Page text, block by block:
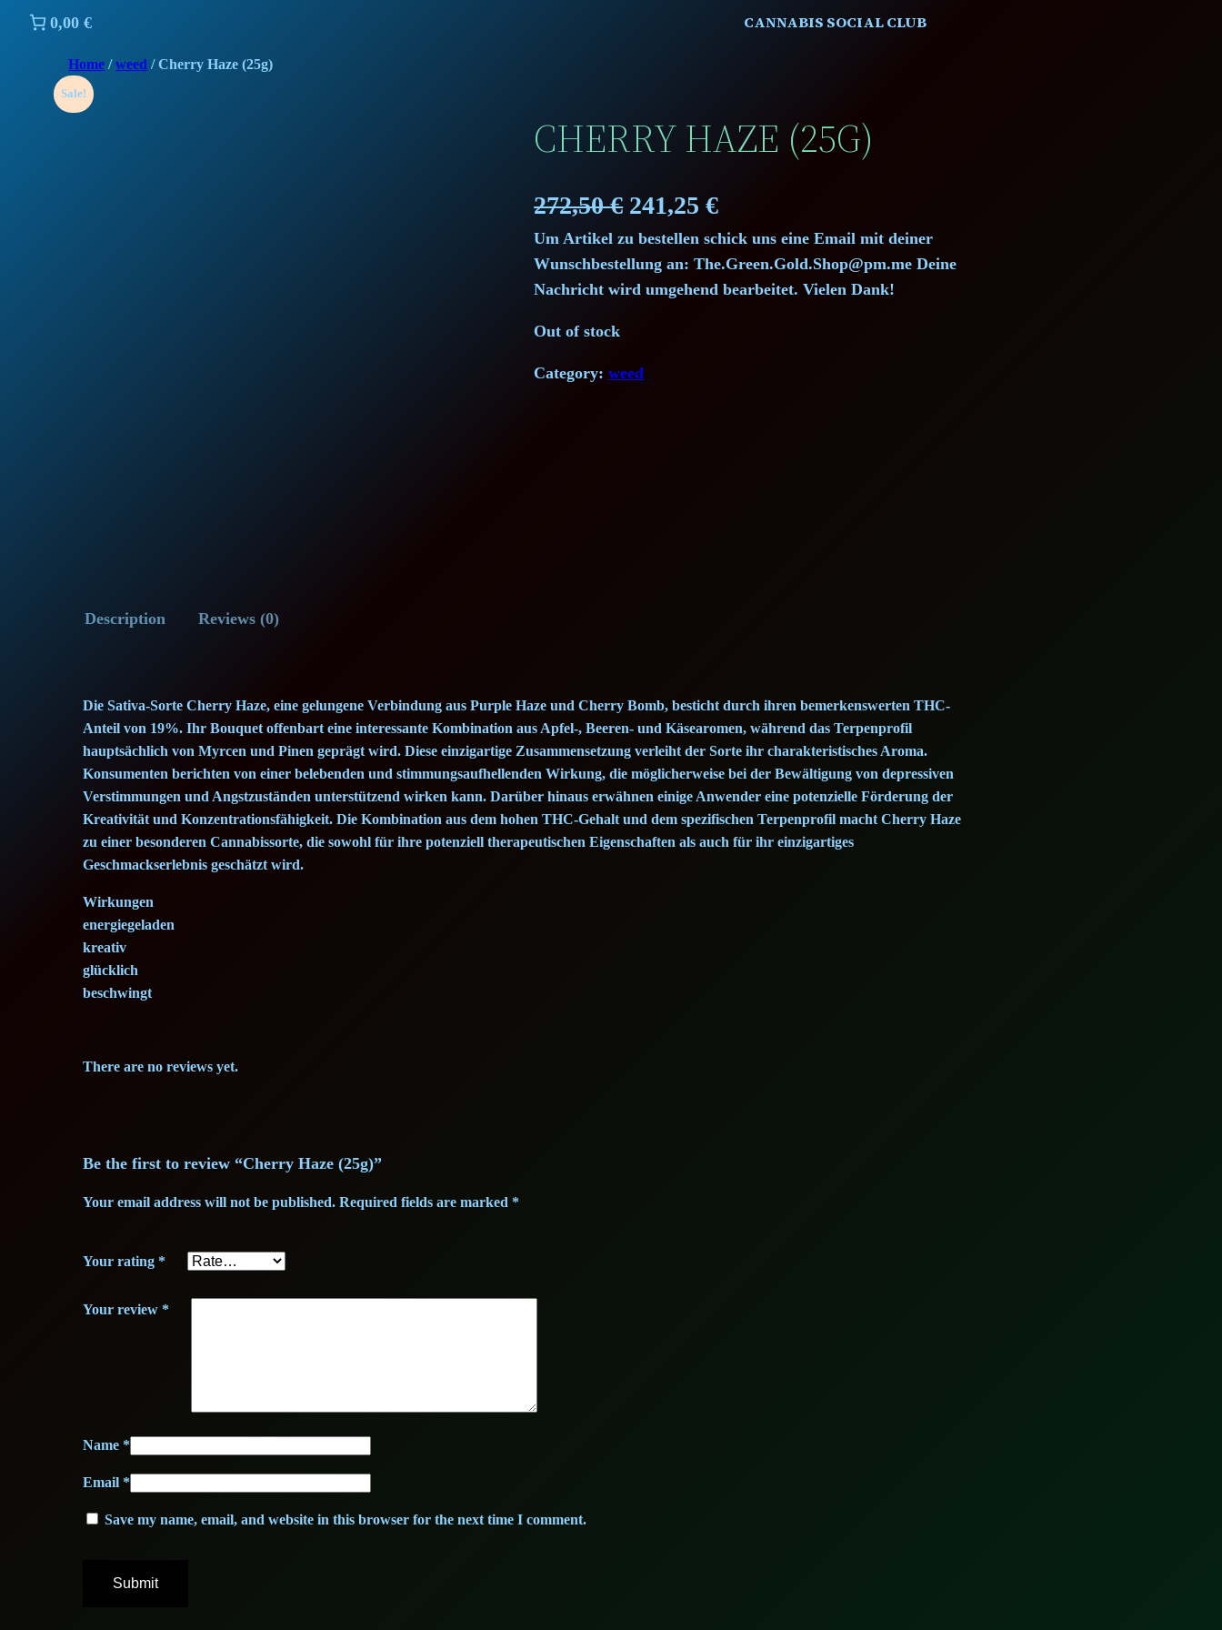
0,00 € CANNABIS SOCIAL CLUB
Home /weed / Cherry Haze (25g)
Sale!
CHERRY HAZE (25G)
272,50€ O
r
i
i
w
a
s
:
241,25€C
u
r
s
:
2
4
Um Artikel zu bestellen schick uns eine Email mit deiner
Wunschbestellung an: The.Green.Gold.Shop@pm.me Deine
Nachricht wird umgehend bearbeitet. Vielen Dank!
Out of stock
Category:weed
Description Reviews (0)
Die Sativa-Sorte Cherry Haze, eine gelungene Verbindung aus Purple Haze und Cherry Bomb, besticht durch ihren bemerkenswerten THC-
Anteil von 19%. Ihr Bouquet offenbart eine interessante Kombination aus Apfel-, Beeren- und Käsearomen, während das Terpenprofil
hauptsächlich von Myrcen und Pinen geprägt wird. Diese einzigartige Zusammensetzung verleiht der Sorte ihr charakteristisches Aroma.
Konsumenten berichten von einer belebenden und stimmungsaufhellenden Wirkung, die möglicherweise bei der Bewältigung von depressiven
Verstimmungen und Angstzuständen unterstützend wirken kann. Darüber hinaus erwähnen einige Anwender eine potenzielle Förderung der
Kreativität und Konzentrationsfähigkeit. Die Kombination aus dem hohen THC-Gehalt und dem spezifischen Terpenprofil macht Cherry Haze
zu einer besonderen Cannabissorte, die sowohl für ihre potenziell therapeutischen Eigenschaften als auch für ihr einzigartiges
Geschmackserlebnis geschätzt wird.
Wirkungen
energiegeladen
kreativ
glücklich
beschwingt
There are no reviews yet.
Be the first to review “Cherry Haze (25g)”
Your email address will not be published. Required fields are marked *
Your rating*
Your review*
Name *
Email *
Save my name, email, and website in this browser for the next time I comment.